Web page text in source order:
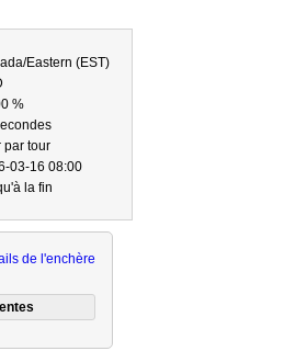
passés
Calendrier
À propos
PROPOS
(VENDEURS)
DE PAIEMENT
Eastern (EST)
%
par tour
03-16 08:00
la fin
de l'enchère